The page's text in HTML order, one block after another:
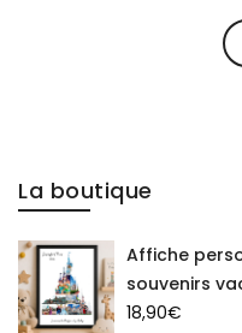
La boutique
Affiche
souvenirs
18,90€